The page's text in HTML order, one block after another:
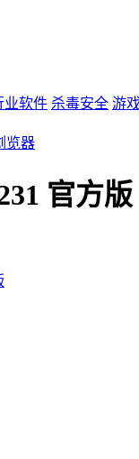
业软件 杀毒安全 游
览器
官方版